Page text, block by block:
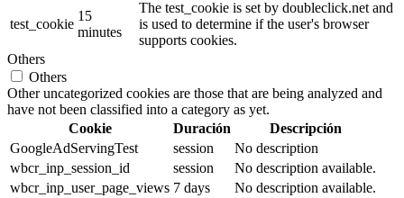
test_cookie
15
minutes
The test_cookie is set by doubleclick.net and
is used to determine if the user's browser
supports cookies.
Others
Others
Other uncategorized cookies are those that are being analyzed and
have not been classified into a category as yet.
Cookie
Duración
Descripción
GoogleAdServingTest
session
No description
wbcr_inp_session_id
session
No description available.
wbcr_inp_user_page_views 7 days
No description available.